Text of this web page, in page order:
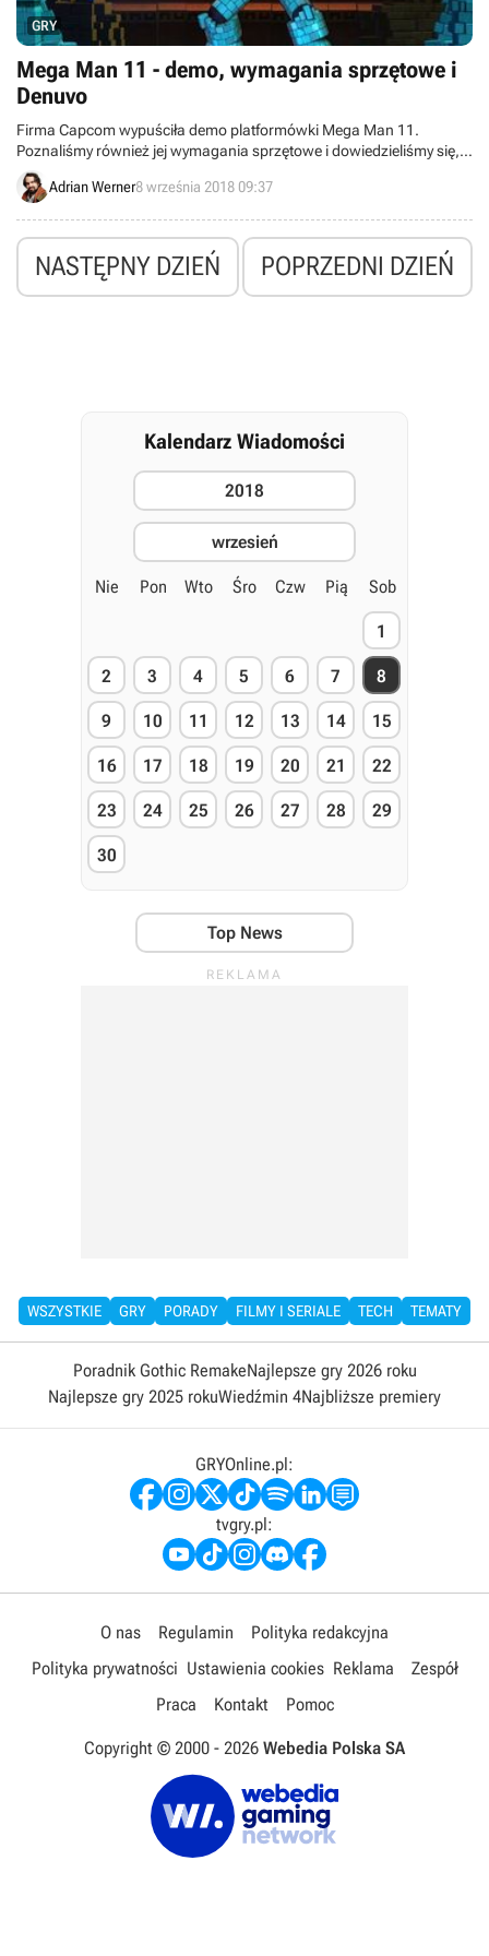
GRY
Mega Man 11 - demo, wymagania sprzętowe i
Denuvo
Firma Capcom wypuściła demo platformówki Mega Man 11.
Poznaliśmy również jej wymagania sprzętowe i dowiedzieliśmy się,
że wersja pecetowa wykorzysta antypiracki system Denuvo.
Adrian Werner8 września 2018 09:37
NASTĘPNY DZIEŃ POPRZEDNI DZIEŃ
Kalendarz Wiadomości
2018
wrzesień
Nie Pon Wto Śro Czw Pią Sob
1
2 3 4 5 6 7 8
9 10 11 12 13 14 15
16 17 18 19 20 21 22
23 24 25 26 27 28 29
30
Top News
WSZYSTKIE GRY PORADY FILMY I SERIALE TECH TEMATY
Poradnik Gothic RemakeNajlepsze gry 2026 roku
Najlepsze gry 2025 rokuWiedźmin 4Najbliższe premiery
GRYOnline.pl:
tvgry.pl:
O nas Regulamin
Polityka redakcyjna
Polityka prywatności Ustawienia cookies Reklama
Zespół
Praca
Kontakt Pomoc
Copyright © 2000 - 2026 Webedia Polska SA